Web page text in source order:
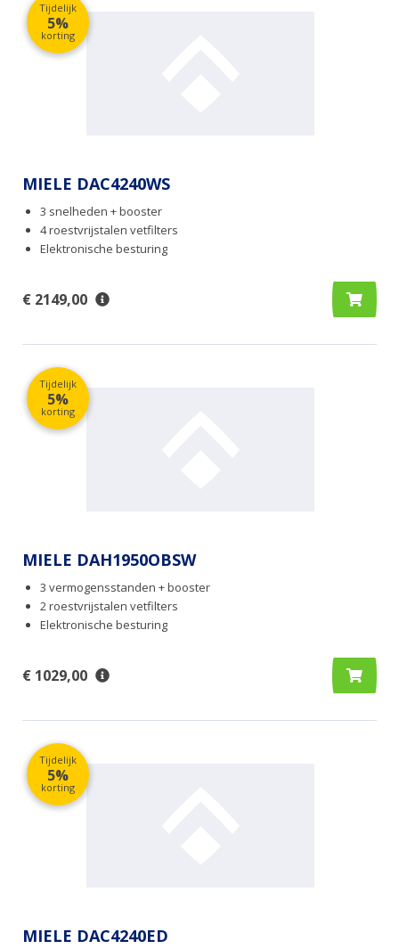
Tijdelijk
5%
korting
MIELE DAC4240WS
3 snelheden + booster
4 roestvrijstalen vetfilters
Elektronische besturing
€ 2149,00
Tijdelijk
5%
korting
MIELE DAH1950OBSW
3 vermogensstanden + booster
2 roestvrijstalen vetfilters
Elektronische besturing
€ 1029,00
Tijdelijk
5%
korting
MIELE DAC4240ED